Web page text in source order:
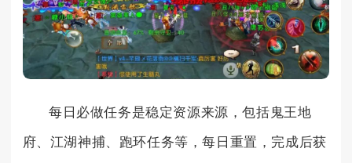
每日必做任务是稳定资源来源，包括鬼王地
府、江湖神捕、跑环任务等，每日重置，完成后获